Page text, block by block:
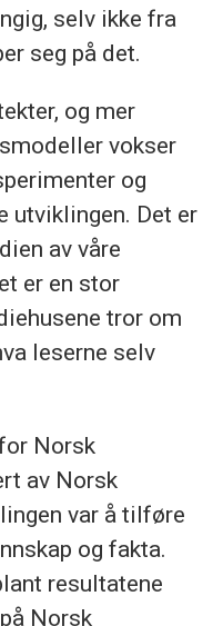
selv ikke fra
seg på det.
og mer
vokser
og
utviklingen. Det er
av våre
er en stor
tror om
leserne selv
Norsk
av Norsk
var å tilføre
og fakta.
resultatene
Norsk